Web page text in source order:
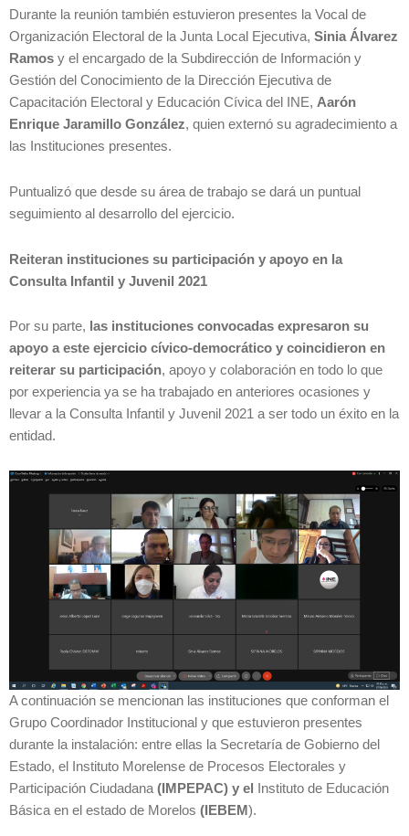
Durante la reunión también estuvieron presentes la Vocal de
Organización Electoral de la Junta Local Ejecutiva, Sinia Álvarez
Ramos y el encargado de la Subdirección de Información y
Gestión del Conocimiento de la Dirección Ejecutiva de
Capacitación Electoral y Educación Cívica del INE, Aarón
Enrique Jaramillo González, quien externó su agradecimiento a
las Instituciones presentes.
Puntualizó que desde su área de trabajo se dará un puntual
seguimiento al desarrollo del ejercicio.
Reiteran instituciones su participación y apoyo en la
Consulta Infantil y Juvenil 2021
Por su parte, las instituciones convocadas expresaron su
apoyo a este ejercicio cívico-democrático y coincidieron en
reiterar su participación, apoyo y colaboración en todo lo que
por experiencia ya se ha trabajado en anteriores ocasiones y
llevar a la Consulta Infantil y Juvenil 2021 a ser todo un éxito en la
entidad.
A continuación se mencionan las instituciones que conforman el
Grupo Coordinador Institucional y que estuvieron presentes
durante la instalación: entre ellas la Secretaría de Gobierno del
Estado, el Instituto Morelense de Procesos Electorales y
Participación Ciudadana(IMPEPAC) y el
Instituto de Educación
Básica en el estado de Morelos (IEBEM).